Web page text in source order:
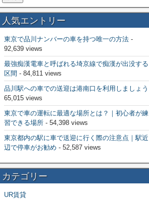
人気エントリー
東京で品川ナンバーの車を持つ唯一の方法-
92,639 views
最強痴漢電車と呼ばれる埼京線で痴漢が出没する
区間 - 84,811 views
品川駅への車での送迎は港南口を利用しましょう
65,015 views
東京で車の運転に最適な場所とは？｜初心者が練
習できる場所- 54,398 views
東京都内の駅に車で送迎に行く際の注意点｜駅近
辺で停車がお勧め - 52,587 views
カテゴリー
UR賃貸